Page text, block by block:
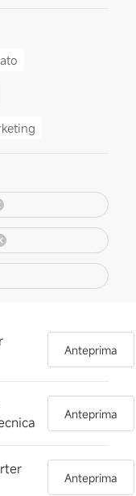
Anteprima
Anteprima
Anteprima